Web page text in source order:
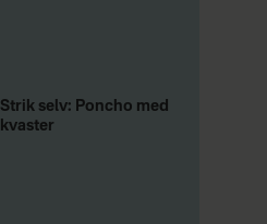
Strik selv: Poncho med
kvaster